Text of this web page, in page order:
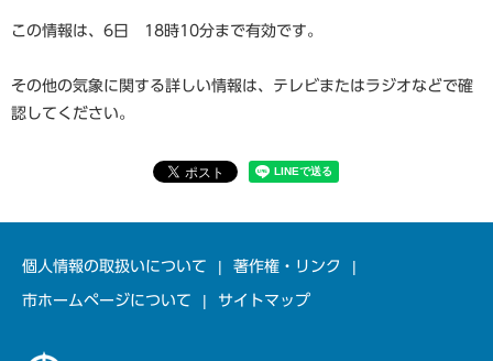
この情報は、6日 18時10分まで有効です。
その他の気象に関する詳しい情報は、テレビまたはラジオなどで確
認してください。
個人情報の取扱いについて 著作権・リンク
市ホームページについて サイトマップ